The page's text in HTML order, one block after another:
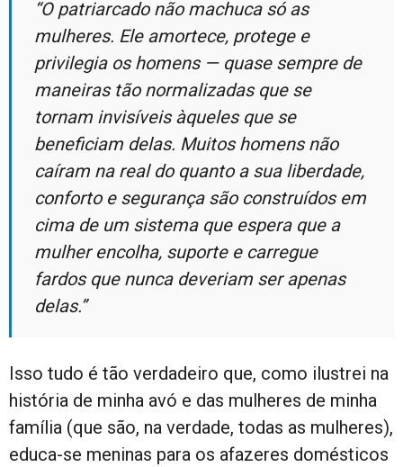
“O patriarcado não machuca só as
mulheres. Ele amortece, protege e
privilegia os homens — quase sempre de
maneiras tão normalizadas que se
tornam invisíveis àqueles que se
beneficiam delas. Muitos homens não
caíram na real do quanto a sua liberdade,
conforto e segurança são construídos em
cima de um sistema que espera que a
mulher encolha, suporte e carregue
fardos que nunca deveriam ser apenas
delas.”
Isso tudo é tão verdadeiro que, como ilustrei na
história de minha avó e das mulheres de minha
família (que são, na verdade, todas as mulheres),
educa-se meninas para os afazeres domésticos